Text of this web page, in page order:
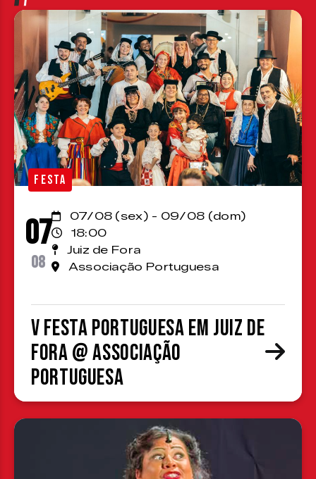
FESTA
07
08
07/08 (sex) - 09/08 (dom)
18:00
Juiz de Fora
Associação Portuguesa
V Festa Portuguesa em Juiz de
Fora @ Associação
Portuguesa